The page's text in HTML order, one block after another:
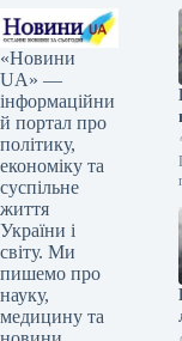
«Новини
UA» —
інформаційни
й портал про
політику,
економіку та
суспільне
життя
України і
світу. Ми
пишемо про
науку,
медицину та